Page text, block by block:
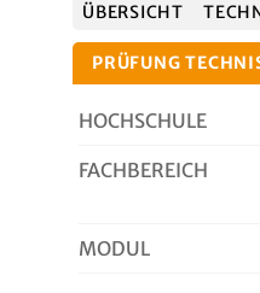
ÜBERSICHT
PRÜFUNG
HOCHSCHULE
FACHBEREICH
MODUL